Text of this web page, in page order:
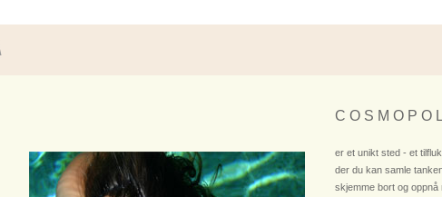
C O S M O P O
er et unikt sted - et
der du kan samle
skjemme bort og oppnå